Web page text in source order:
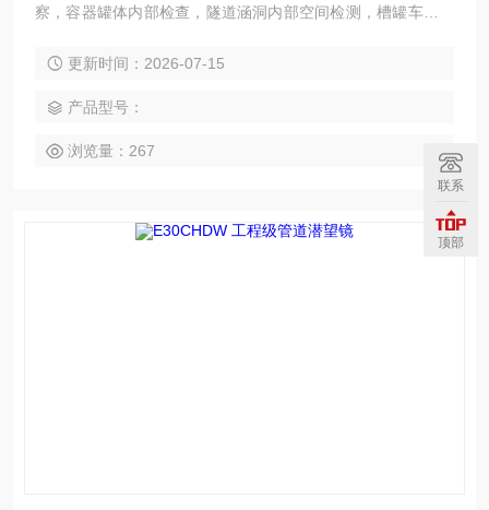
察，容器罐体内部检查，隧道涵洞内部空间检测，槽罐车内部
更新时间：2026-07-15
产品型号：
浏览量：267
联系
顶部